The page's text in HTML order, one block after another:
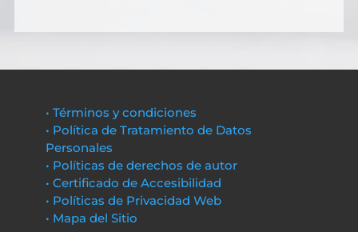
• Términos y condiciones
• Política de Tratamiento de Datos
Personales
• Políticas de derechos de autor
• Certificado de Accesibilidad
• Políticas de Privacidad Web
• Mapa del Sitio